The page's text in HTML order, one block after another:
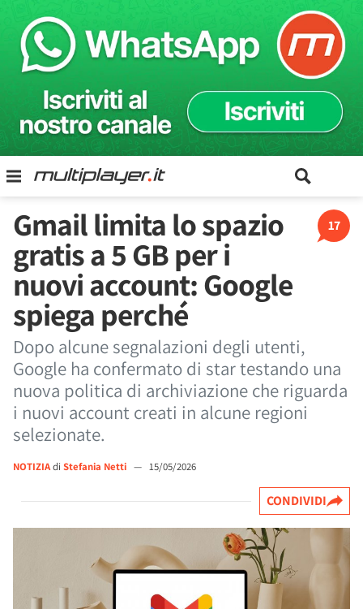
17
Gmail limita lo spazio
gratis a 5 GB per i
nuovi account: Google
spiega perché
Dopo alcune segnalazioni degli utenti,
Google ha confermato di star testando una
nuova politica di archiviazione che riguarda
i nuovi account creati in alcune regioni
selezionate.
NOTIZIAdi Stefania Netti — 15/05/2026
CONDIVIDI